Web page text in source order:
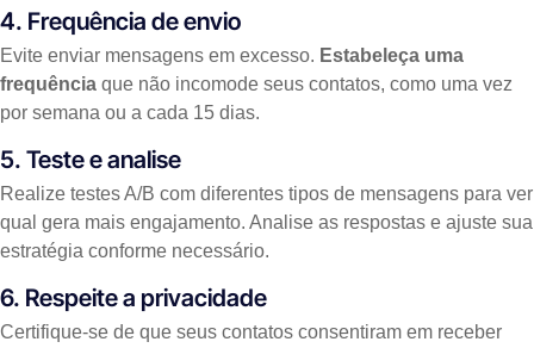
4. Frequência de envio
Evite enviar mensagens em excesso. Estabeleça uma
frequência que não incomode seus contatos, como uma vez
por semana ou a cada 15 dias.
5. Teste e analise
Realize testes A/B com diferentes tipos de mensagens para ver
qual gera mais engajamento. Analise as respostas e ajuste sua
estratégia conforme necessário.
6. Respeite a privacidade
Certifique-se de que seus contatos consentiram em receber